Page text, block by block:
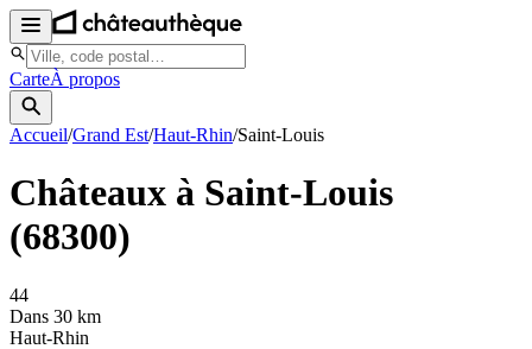
CarteÀ propos
Accueil/Grand Est/Haut-Rhin/Saint-Louis
Châteaux à Saint-Louis
(68300)
44
Dans 30 km
Haut-Rhin